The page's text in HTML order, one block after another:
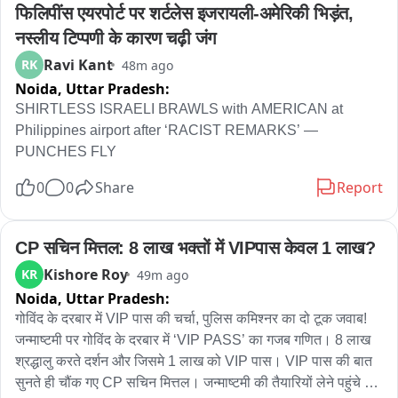
फिलिपींस एयरपोर्ट पर शर्टलेस इजरायली-अमेरिकी भिड़ंत,
नस्लीय टिप्पणी के कारण चढ़ी जंग
RK Ravi Kant 48m ago
Noida, Uttar Pradesh:
SHIRTLESS ISRAELI BRAWLS with AMERICAN at
Philippines airport after ‘RACIST REMARKS’ —
PUNCHES FLY
0 0 Share Report
CP सचिन मित्तल: 8 लाख भक्तों में VIPपास केवल 1 लाख?
KR Kishore Roy 49m ago
Noida, Uttar Pradesh:
गोविंद के दरबार में VIP पास की चर्चा, पुलिस कमिश्नर का दो टूक जवाब!
जन्माष्टमी पर गोविंद के दरबार में ‘VIP PASS’ का गजब गणित। 8 लाख
श्रद्धालु करते दर्शन और जिसमे 1 लाख को VIP पास। VIP पास की बात
सुनते ही चौंक गए CP सचिन मित्तल। जन्माष्टमी की तैयारियों लेने पहुंचे थे